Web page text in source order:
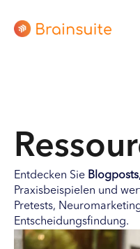
Entdecken Sie
Praxisbeispielen und
Pretests,
Entscheidungsfindung.